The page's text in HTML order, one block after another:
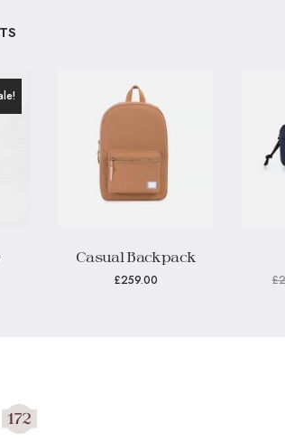
Casual Backpack
£259.00 £